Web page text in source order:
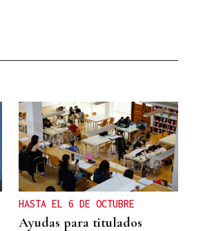
HASTA EL 6 DE OCTUBRE
Ayudas para titulados